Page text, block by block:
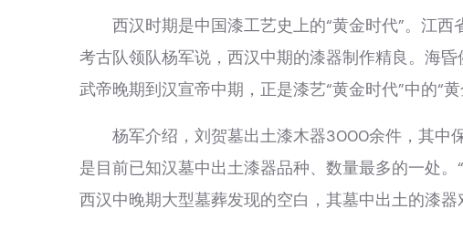
西汉时期是中国漆工艺史上的“黄金时代”。江西
考古队领队杨军说，西汉中期的漆器制作精良。海
武帝晚期到汉宣帝中期，正是漆艺“黄金时代”中的“黄
杨军介绍，刘贺墓出土漆木器3000余件，其中保
是目前已知汉墓中出土漆器品种、数量最多的一处
西汉中晚期大型墓葬发现的空白，其墓中出土的漆